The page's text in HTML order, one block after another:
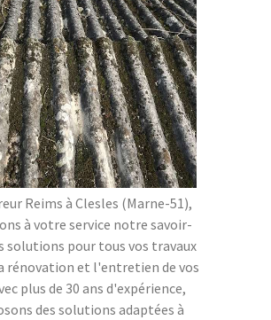
Reims à Clesles (Marne-51),
à votre service notre savoir-
solutions pour tous vos travaux
rénovation et l'entretien de vos
plus de 30 ans d'expérience,
des solutions adaptées à